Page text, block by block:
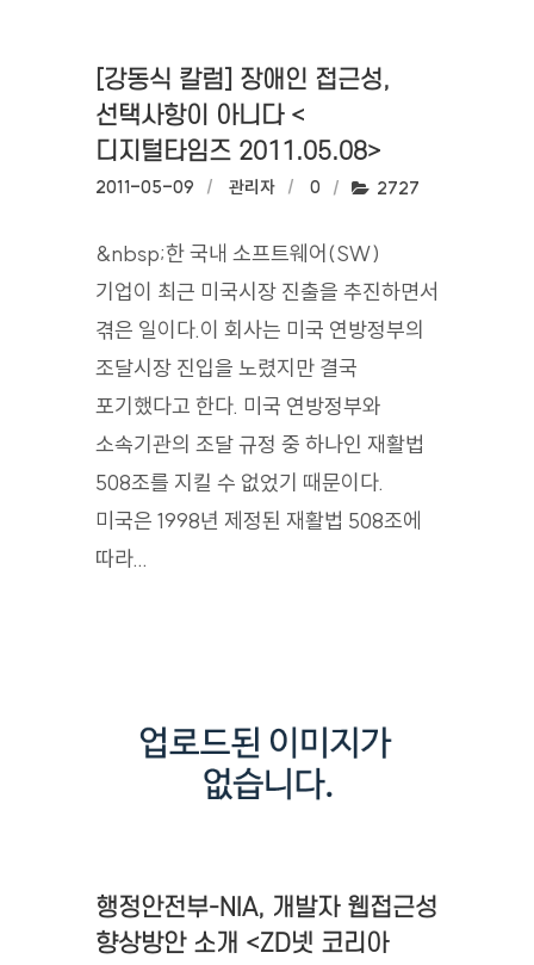
[강동식 칼럼] 장애인 접근성,
선택사항이 아니다 <
디지털타임즈 2011.05.08>
작성일:
2011-05-09 작성자:
관리자 댓글수:
0 조회수:
2727
&nbsp;한 국내 소프트웨어(SW)
기업이 최근 미국시장 진출을 추진하면서
겪은 일이다.이 회사는 미국 연방정부의
조달시장 진입을 노렸지만 결국
포기했다고 한다. 미국 연방정부와
소속기관의 조달 규정 중 하나인 재활법
508조를 지킬 수 없었기 때문이다.
미국은 1998년 제정된 재활법 508조에
따라...
행정안전부-NIA, 개발자 웹접근성
향상방안 소개‎ <ZD넷 코리아